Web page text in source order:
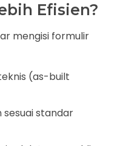
Efisien?
mengisi formulir
(as-built
standar